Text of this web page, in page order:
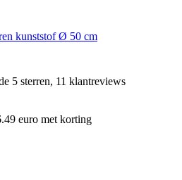
kunststof Ø 50 cm
5 sterren, 11 klantreviews
euro met korting